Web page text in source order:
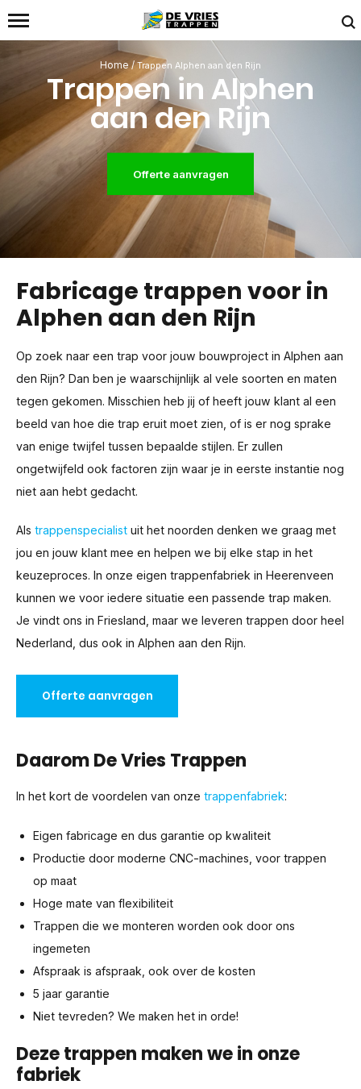
Home / Trappen Alphen aan den Rijn
Trappen in Alphen
aan den Rijn
Offerte aanvragen
Fabricage trappen voor in
Alphen aan den Rijn
Op zoek naar een trap voor jouw bouwproject in Alphen aan
den Rijn? Dan ben je waarschijnlijk al vele soorten en maten
tegen gekomen. Misschien heb jij of heeft jouw klant al een
beeld van hoe die trap eruit moet zien, of is er nog sprake
van enige twijfel tussen bepaalde stijlen. Er zullen
ongetwijfeld ook factoren zijn waar je in eerste instantie nog
niet aan hebt gedacht.
Als trappenspecialist uit het noorden denken we graag met
jou en jouw klant mee en helpen we bij elke stap in het
keuzeproces. In onze eigen trappenfabriek in Heerenveen
kunnen we voor iedere situatie een passende trap maken.
Je vindt ons in Friesland, maar we leveren trappen door heel
Nederland, dus ook in Alphen aan den Rijn.
Offerte aanvragen
Daarom De Vries Trappen
In het kort de voordelen van onze trappenfabriek:
Eigen fabricage en dus garantie op kwaliteit
Productie door moderne CNC-machines, voor trappen
op maat
Hoge mate van flexibiliteit
Trappen die we monteren worden ook door ons
ingemeten
Afspraak is afspraak, ook over de kosten
5 jaar garantie
Niet tevreden? We maken het in orde!
Deze trappen maken we in onze
fabriek